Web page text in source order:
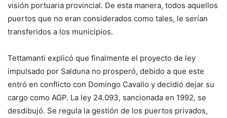
visión portuaria provincial. De esta manera, todos aquellos
puertos que no eran considerados como tales, le serían
transferidos a los municipios.
Tettamanti explicó que finalmente el proyecto de ley
impulsado por Salduna no prosperó, debido a que este
entró en conflicto con Domingo Cavallo y decidió dejar su
cargo como AGP. La ley 24.093, sancionada en 1992, se
desdibujó. Se regula la gestión de los puertos privados,